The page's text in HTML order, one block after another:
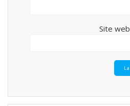
Site web